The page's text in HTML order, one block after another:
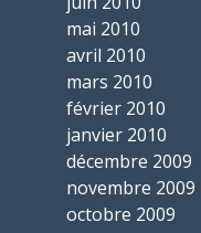
mai 2010
avril 2010
mars 2010
février 2010
janvier 2010
décembre 2009
novembre 2009
octobre 2009